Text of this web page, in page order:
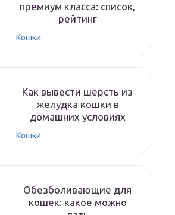
премиум класса: список,
рейтинг
Кошки
Как вывести шерсть из
желудка кошки в
домашних условиях
Кошки
Обезболивающие для
кошек: какое можно